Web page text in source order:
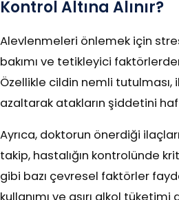
Kontrol Altına Alınır?
Alevlenmeleri önlemek için
bakımı ve tetikleyici
Özellikle cildin nemli tutulması,
azaltarak atakların şiddetini
Ayrıca, doktorun önerdiği
takip, hastalığın kontrolünde
gibi bazı çevresel faktörler
kullanımı ve aşırı alkol tüketimi